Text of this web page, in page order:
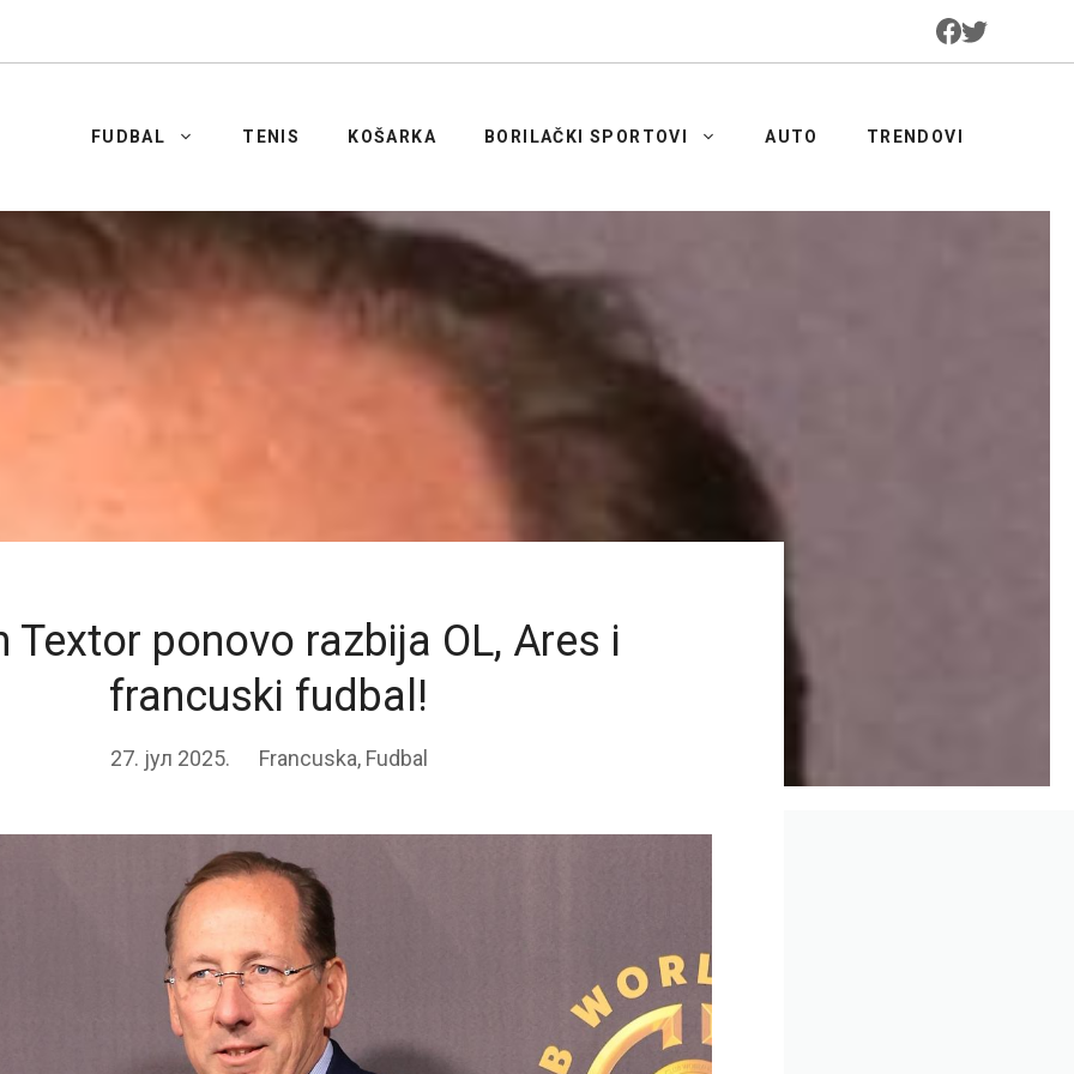
FUDBAL TENIS KOŠARKA BORILAČKI SPORTOVI AUTO TRENDOVI
Textor ponovo razbija OL, Ares i
francuski fudbal!
27. јул 2025. Francuska, Fudbal